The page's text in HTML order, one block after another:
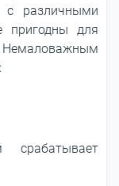
с различными
пригодны для